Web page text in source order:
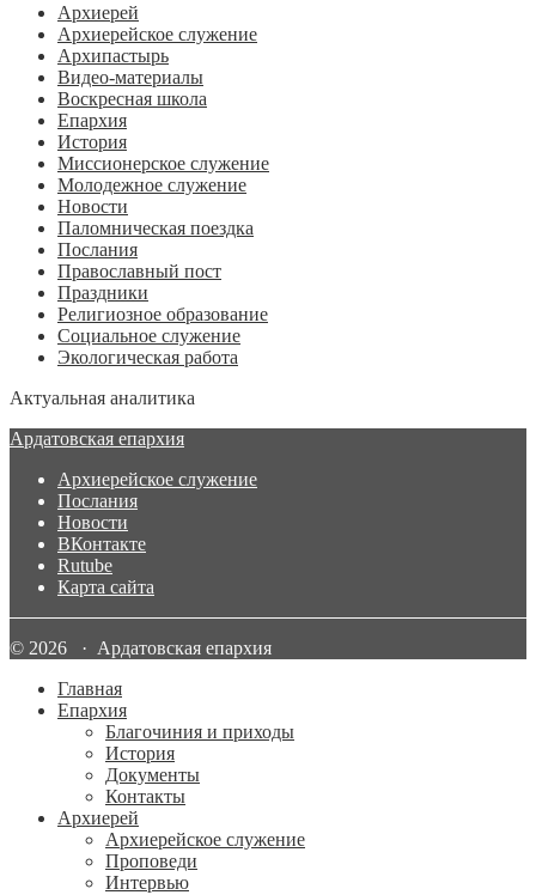
Архиерей
Архиерейское служение
Архипастырь
Видео-материалы
Воскресная школа
Епархия
История
Миссионерское служение
Молодежное служение
Новости
Паломническая поездка
Послания
Православный пост
Праздники
Религиозное образование
Социальное служение
Экологическая работа
Актуальная аналитика
Ардатовская епархия
Архиерейское служение
Послания
Новости
ВКонтакте
Rutube
Карта сайта
© 2026 · Ардатовская епархия
Главная
Епархия
Благочиния и приходы
История
Документы
Контакты
Архиерей
Архиерейское служение
Проповеди
Интервью